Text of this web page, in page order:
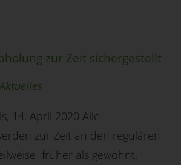
zur Zeit sichergestellt
Aktuelles
14. April 2020 Alle
zur Zeit an den regulären
früher als gewohnt. ·